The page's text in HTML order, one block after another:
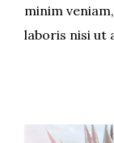
minim
laboris nisi ut